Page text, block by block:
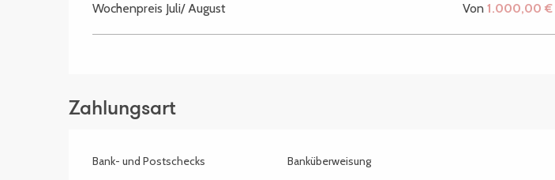
Wochenpreis Juli/ August Von1.000,00 €
Zahlungsart
Bank- und Postschecks Banküberweisung